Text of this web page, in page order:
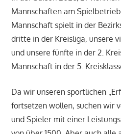
Mannschaften am
Mannschaft spielt in der
dritte in der Kreisliga, unsere
und unsere fünfte in der 2.
Mannschaft in der 5.
Da wir unseren sportlichen
fortsetzen wollen, suchen wir
und Spieler mit einer